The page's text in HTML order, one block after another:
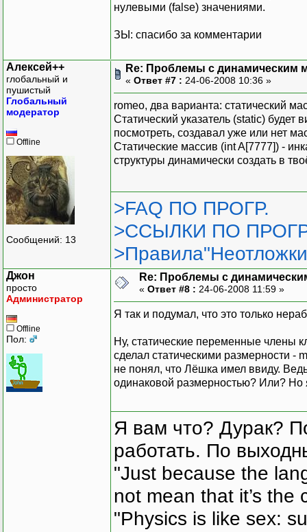
нулевыми (false) значениями.
ЗЫ: спасибо за комментарии
Алексей++
глобальный и
пушистый
Глобальный
модератор
Offline
Сообщений: 13
Re: Проблемы с динамическим
« Ответ #7 : 24-06-2008 10:36 »
romeo, два варианта: статический
Статический указатель (static)
посмотреть, создавал уже или нет
Статические массив (int A[7777]) -
структуры динамически создать в
>FAQ ПО ПРОГР.
>ССЫЛКИ ПО
Джон
просто
Администратор
Offline
Пол:
Re: Проблемы с
« Ответ #8 : 24-06-2008 11:59 »
Я так и подумал, что это только
Ну, статические переменные члены
сделал статическими размерности -
не понял, что Лёшка имел ввиду.
одинаковой размерностью? Или? Но
Я вам что? Дурак?
работать. По
"Just because the
not mean that it’s the
"Physics is like sex: